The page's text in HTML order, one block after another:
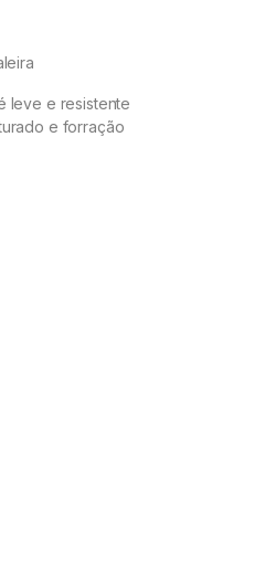
leve e resistente
e forração